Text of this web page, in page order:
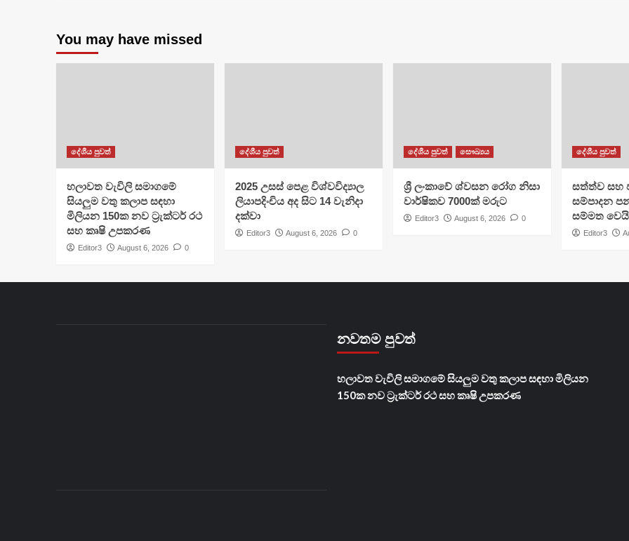
You may have missed
දේශීය පුවත්
හලාවත වැවිලි සමාගමේ
සියලුම වතු කලාප සඳහා
මිලියන 150ක නව ට්‍රැක්ටර් රථ
සහ කෘෂි උපකරණ
Editor3 August 6, 2026 0
දේශීය පුවත්
​2025 උසස් පෙළ විශ්වවිද්‍යාල
ලියාපදිංචිය අද සිට 14 වැනිදා
දක්වා
Editor3 August 6, 2026 0
දේශීය පුවත් සෞඛ්‍යය
ශ්‍රී ලංකාවේ ශ්වසන රෝග නිසා
වාර්ෂිකව 7000ක් මරුට
Editor3 August 6, 2026 0
දේශීය පුවත්
සත්ත්ව සහ
සම්පාදන
සම්මත වෙයි
Editor3
නවතම පුවත්
හලාවත වැවිලි සමාගමේ සියලුම වතු කලාප සඳහා මිලියන
150ක නව ට්‍රැක්ටර් රථ සහ කෘෂි උපකරණ